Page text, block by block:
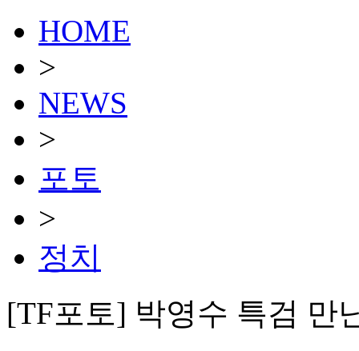
HOME
>
NEWS
>
포토
>
정치
[TF포토] 박영수 특검 만